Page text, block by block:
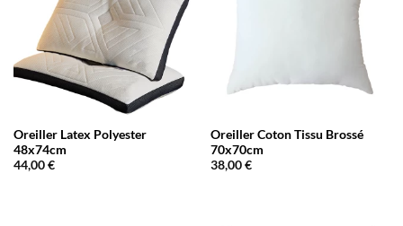
Oreiller Latex Polyester
48x74cm
44,00€
Oreiller Coton Tissu Brossé
70x70cm
38,00€